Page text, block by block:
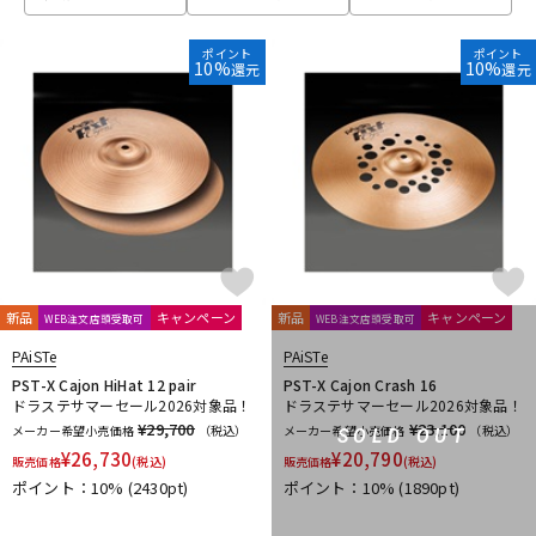
ドラム パーカッション
キーボード 電子ピアノ
アンプ エフェクター
DJ機器 DTM
ポイント
10%還元
新品 WEB注文店頭受取可 キャンペーン
PAiSTe
PST-X Cajon HiHat 12 pair
ドラステサマーセール2026対象品！
メーカー希望小売価格 ¥29,700
（税込）
販売価格¥26,730(税込)
ポイント：10% (2430pt)
SOLD OUT
ポイント
10%還元
新品 WEB注文店頭受取可 キャンペーン
PAiSTe
PST-X Cajon Crash 16
ドラステサマーセール2026対象品！
メーカー希望小売価格 ¥23,100
（税込）
販売価格¥20,790(税込)
ポイント：10%(1890pt)